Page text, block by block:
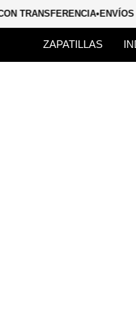
CON TRANSFERENCIA•
ZAPATILLAS